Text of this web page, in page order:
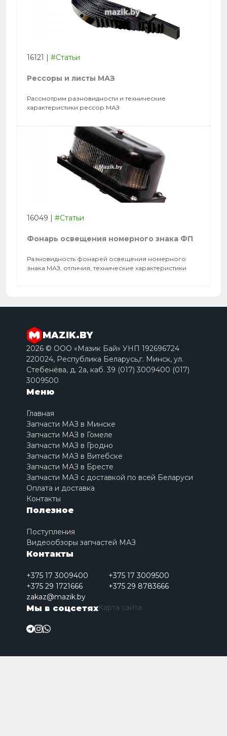
16121 | #Статьи
Рессоры и листы МАЗ
Рассмотрим разновидности и технические
характеристики рессор МАЗ
16049 | #Статьи
Фонарь освещения номерного знака ФП
Разновидность фонарей освещения номерного
знака МАЗ, отличия, технические характеристики
MAZIK.BY
2026 © ООО «Мазик Бай» УНП 192696724
220024, Республика Беларусь,г. Минск, ул.
Стебенёва, д. 2a, каб. 39 (017) 3009400 (017)
3009500
Меню
Главная
Запчасти МАЗ в Минске
Запчасти МАЗ в Гомеле
Запчасти МАЗ в Гродно
Запчасти МАЗ в Витебске
Запчасти МАЗ в Бресте
Запчасти МАЗ с доставкой по всей Беларуси
Оплата и доставка
Контакты
Полезное
Поступления
Видеообзоры запчастей МАЗ
Контакты
+375 17 3009400
+375 17 3009500
+375 29 1721666
+375 29 8783666
zakaz@mazik.by
Мы в соцсетяхКарта сайта